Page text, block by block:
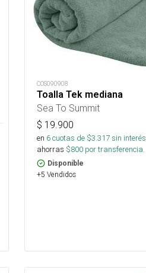
COS090908
Toalla Tek mediana
Sea To Summit
$ 19.900
en 6cuotas de $3.317sin interés
ahorras $800por transferencia.
Disponible
+5 Vendidos